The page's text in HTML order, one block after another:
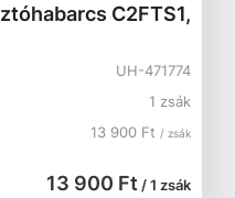
C2FTS1,
UH-471774
1 zsák
13 900 Ft / zsák
13 900 Ft / 1 zsák